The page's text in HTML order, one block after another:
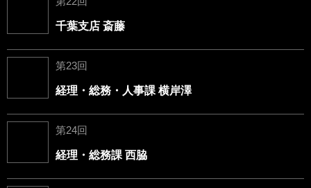
千葉支店 斎藤
第23回
経理・総務・人事課 横岸澤
第24回
経理・総務課 西脇